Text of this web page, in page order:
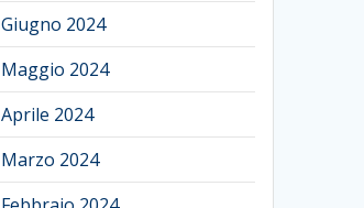
Giugno 2024
Maggio 2024
Aprile 2024
Marzo 2024